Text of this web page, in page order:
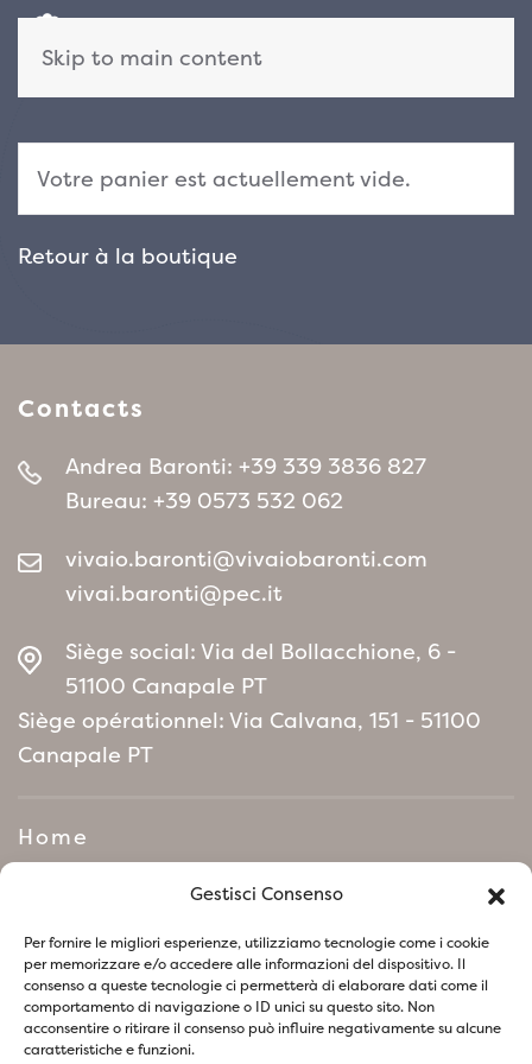
Gestisci Consenso
Per fornire le migliori esperienze, utilizziamo tecnologie come i cookie
per memorizzare e/o accedere alle informazioni del dispositivo. Il
consenso a queste tecnologie ci permetterà di elaborare dati come il
comportamento di navigazione o ID unici su questo sito. Non
acconsentire o ritirare il consenso può influire negativamente su alcune
caratteristiche e funzioni.
Skip to main content
Votre panier est actuellement vide.
Retour à la boutique
Contacts
Andrea Baronti: +39 339 3836 827
Bureau: +39 0573 532 062
vivaio.baronti@vivaiobaronti.com
vivai.baronti@pec.it
Siège social: Via del Bollacchione, 6 -
51100 Canapale PT
Siège opérationnel: Via Calvana, 151 - 51100
Canapale PT
Home
Manifeste de politique
Suivez-nous sur les réseaux sociaux